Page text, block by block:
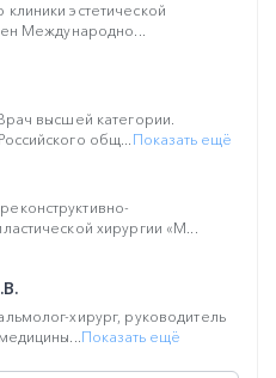
эстетической
Международно...
высшей категории.
общ... Показать ещё
хирургии «М...
хирург, руководитель
Показать ещё